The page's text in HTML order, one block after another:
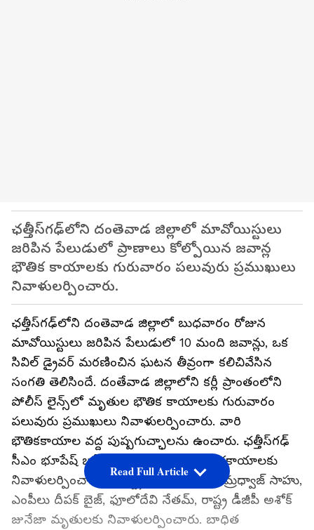
ఛత్తీస్‌గఢ్‌లోని దంతెవాడ జిల్లాలో మావోయిస్టులు
జరిపిన పేలుడులో ప్రాణాలు కోల్పోయిన జవాన్ల
భౌతిక కాయాలకు గురువారం పలువురు ప్రముఖులు
నివాళులర్పించారు.
ఛత్తీస్‌గఢ్‌లోని దంతెవాడ జిల్లాలో బుధవారం రోజున
మావోయిస్టులు జరిపిన పేలుడులో 10 మంది జవాన్లు, ఒక
సివిల్ డ్రైవర్ మరణించిన ఘటన తీవ్రంగా కలిచివేసిన
సంగతి తెలిసిందే. దంతేవాడ జిల్లాలోని కర్లీ ప్రాంతంలోని
పోలీస్ లైన్స్‌లో మృతుల భౌతిక కాయాలకు గురువారం
పలువురు ప్రముఖులు నివాళులర్పించారు. వారి
భౌతికకాయాల వద్ద పుష్పగుచ్ఛాలను ఉంచారు. ఛత్తీస్‌గఢ్
సీఎం భూపేష్ బఘేల్ కూడా మృతుల భౌతికకాయాలకు
నివాళులర్పించారు. రాష్ట్ర హోం మంత్రి తామ్రధ్వాజ్ సాహు,
ఎంపీలు దీపక్ బైజ్, ఫూలోదేవి నేతమ్, రాష్ట్ర డీజీపీ అశోక్
జునేజా మృతులకు నివాళులర్పించారు. బాధిత
Read Full Article